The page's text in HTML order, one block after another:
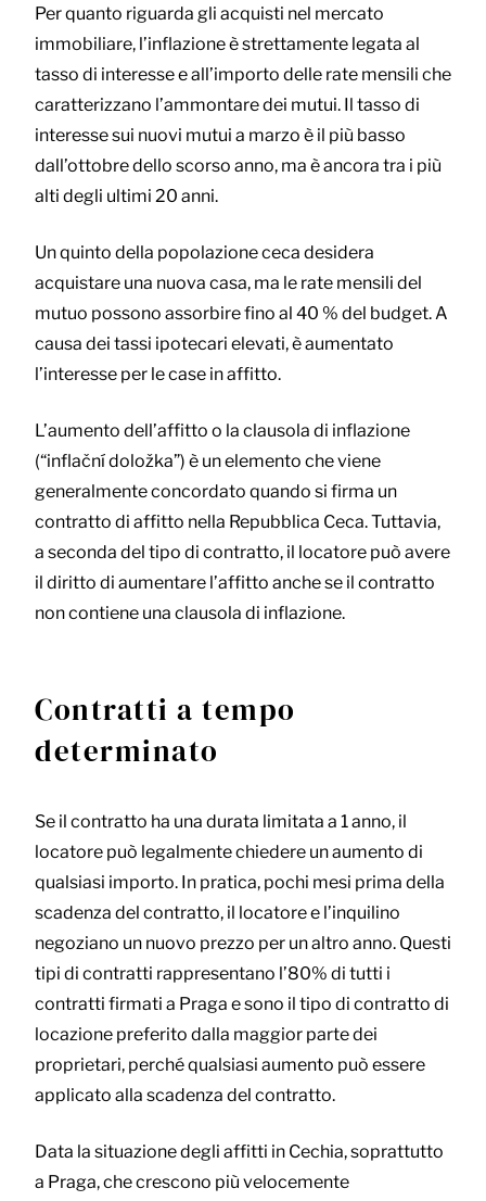
Per quanto riguarda gli acquisti nel mercato
immobiliare, l’inflazione è strettamente legata al
tasso di interesse e all’importo delle rate mensili che
caratterizzano l’ammontare dei mutui. Il tasso di
interesse sui nuovi mutui a marzo è il più basso
dall’ottobre dello scorso anno, ma è ancora tra i più
alti degli ultimi 20 anni.
Un quinto della popolazione ceca desidera
acquistare una nuova casa, ma le rate mensili del
mutuo possono assorbire fino al 40 % del budget. A
causa dei tassi ipotecari elevati, è aumentato
l’interesse per le case in affitto.
L’aumento dell’affitto o la clausola di inflazione
(“inflační doložka”) è un elemento che viene
generalmente concordato quando si firma un
contratto di affitto nella Repubblica Ceca. Tuttavia,
a seconda del tipo di contratto, il locatore può avere
il diritto di aumentare l’affitto anche se il contratto
non contiene una clausola di inflazione.
Contratti a tempo
determinato
Se il contratto ha una durata limitata a 1 anno, il
locatore può legalmente chiedere un aumento di
qualsiasi importo. In pratica, pochi mesi prima della
scadenza del contratto, il locatore e l’inquilino
negoziano un nuovo prezzo per un altro anno. Questi
tipi di contratti rappresentano l’80% di tutti i
contratti firmati a Praga e sono il tipo di contratto di
locazione preferito dalla maggior parte dei
proprietari, perché qualsiasi aumento può essere
applicato alla scadenza del contratto.
Data la situazione degli affitti in Cechia, soprattutto
a Praga, che crescono più velocemente